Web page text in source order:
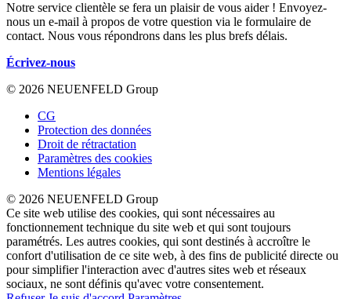
Notre service clientèle se fera un plaisir de vous aider ! Envoyez-
nous un e-mail à propos de votre question via le formulaire de
contact. Nous vous répondrons dans les plus brefs délais.
Écrivez-nous
© 2026 NEUENFELD Group
CG
Protection des données
Droit de rétractation
Paramètres des cookies
Mentions légales
© 2026 NEUENFELD Group
Ce site web utilise des cookies, qui sont nécessaires au
fonctionnement technique du site web et qui sont toujours
paramétrés. Les autres cookies, qui sont destinés à accroître le
confort d'utilisation de ce site web, à des fins de publicité directe ou
pour simplifier l'interaction avec d'autres sites web et réseaux
sociaux, ne sont définis qu'avec votre consentement.